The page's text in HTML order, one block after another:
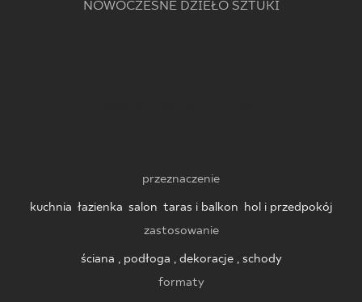
KONTAKT
NOWOCZESNE DZIEŁO SZTUKI
przeznaczenie
kuchnia łazienka salon taras i balkon hol i przedpokój
zastosowanie
ściana , podłoga , dekoracje , schody
formaty